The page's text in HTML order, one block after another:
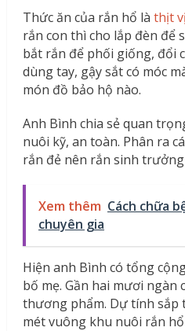
Thức ăn của rắn hổ là thịt
rắn con thì cho lắp đèn để
bắt rắn để phối giống, đổi
dùng tay, gậy sắt có móc
món đồ bảo hộ nào.
Anh Bình chia sẻ quan
nuôi kỹ, an toàn. Phân ra
rắn đẻ nên rắn sinh
Xem thêm Cách chữa
chuyên gia
Hiện anh Bình có tổng
bố mẹ. Gần hai mươi ngàn
thương phẩm. Dự tính sắp
mét vuông khu nuôi rắn